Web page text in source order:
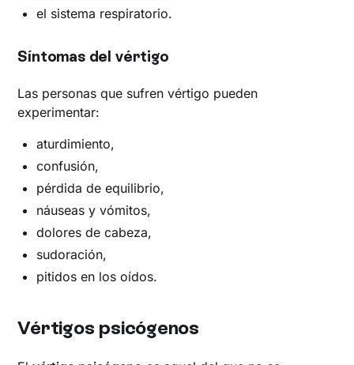
el sistema respiratorio.
Síntomas del vértigo
Las personas que sufren vértigo pueden
experimentar:
aturdimiento,
confusión,
pérdida de equilibrio,
náuseas y vómitos,
dolores de cabeza,
sudoración,
pitidos en los oídos.
Vértigos psicógenos